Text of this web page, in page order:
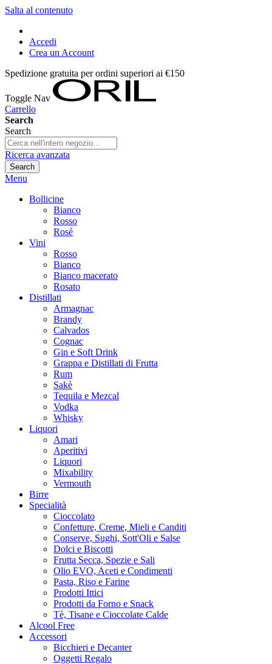
Salta al contenuto
Accedi
Crea un Account
Spedizione gratuita per ordini superiori ai €150
Toggle Nav
Carrello
Search
Search
Ricerca avanzata
Search
Menu
Bollicine
Bianco
Rosso
Rosé
Vini
Rosso
Bianco
Bianco macerato
Rosato
Distillati
Armagnac
Brandy
Calvados
Cognac
Gin e Soft Drink
Grappa e Distillati di Frutta
Rum
Sakè
Tequila e Mezcal
Vodka
Whisky
Liquori
Amari
Aperitivi
Liquori
Mixability
Vermouth
Birre
Specialità
Cioccolato
Confetture, Creme, Mieli e Canditi
Conserve, Sughi, Sott'Oli e Salse
Dolci e Biscotti
Frutta Secca, Spezie e Sali
Olio EVO, Aceti e Condimenti
Pasta, Riso e Farine
Prodotti Ittici
Prodotti da Forno e Snack
Tè, Tisane e Cioccolate Calde
Alcool Free
Accessori
Bicchieri e Decanter
Oggetti Regalo